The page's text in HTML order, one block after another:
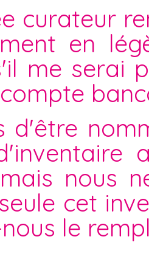
curateur
en
me serai
d'être
nous
cet
le